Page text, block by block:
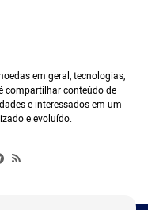
em geral, tecnologias,
compartilhar conteúdo de
e interessados em um
e evoluído.